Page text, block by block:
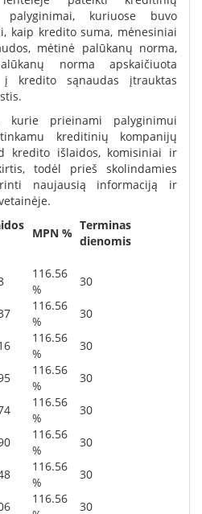
palyginimai, kuriuose buvo
kaip kredito suma, mėnesiniai
mėtinė palūkanų norma,
norma apskaičiuota
kredito sąnaudas įtrauktas
kurie prieinami palyginimui
kreditinių kompanijų
kredito išlaidos, komisiniai ir
todėl prieš skolindamies
naujausią informaciją ir
MPN %
Terminas
dienomis
116.56
%
30
116.56
%
30
116.56
%
30
116.56
%
30
116.56
%
30
116.56
%
30
116.56
%
30
116.56
30